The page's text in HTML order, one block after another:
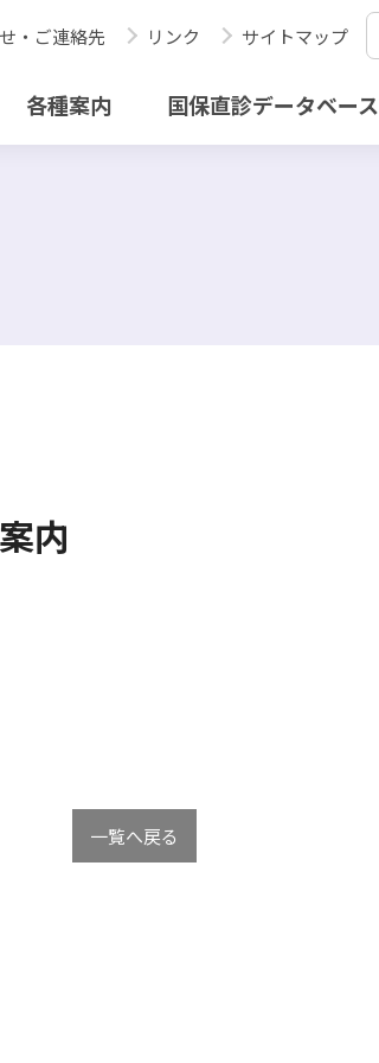
・ご連絡先 リンク サイトマップ
各種案内 国保直診データベース
内
一覧へ戻る